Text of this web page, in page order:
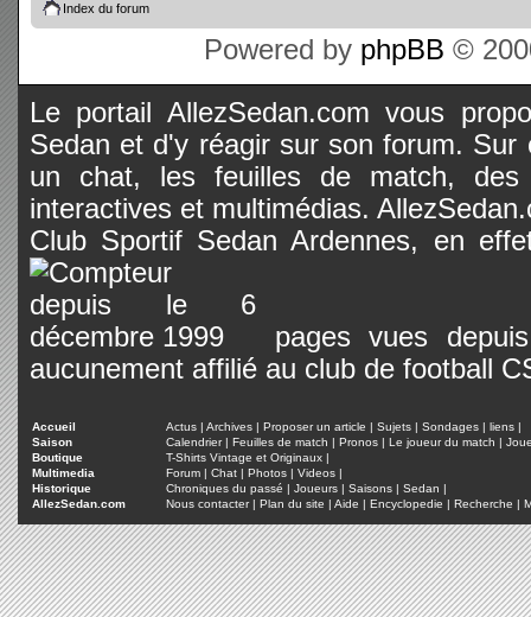
Index du forum
Powered by phpBB ©
Le portail AllezSedan.com vous
Sedan et d'y réagir sur son forum.
un chat, les feuilles de match, des
interactives et multimédias.
Club Sportif Sedan Ardennes, en
pages vues
aucunement affilié au club de football
Accueil Actus | Archives | Proposer un article | Sujets | Sondages | liens |
Saison
Calendrier| Feuilles de match | Pronos | Le joueur du match |
Boutique
T-Shirts Vintage et Originaux |
Multimedia
Forum | Chat | Photos | Videos |
Historique
Chroniques du passé | Joueurs | Saisons | Sedan |
AllezSedan.com
Nous contacter| Plan du site | Aide | Encyclopedie | Recherche |